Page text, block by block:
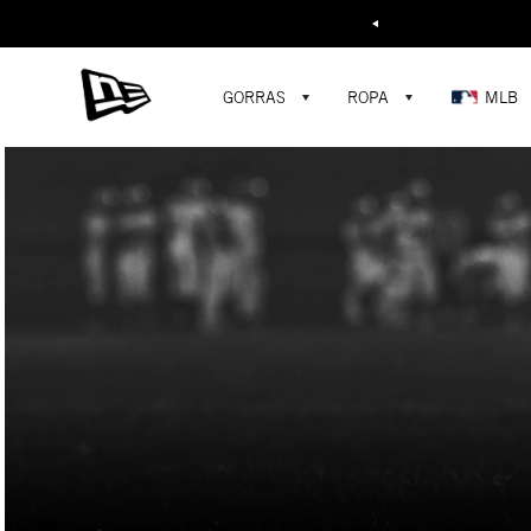
Buscar...
GORRAS ROPA MLB